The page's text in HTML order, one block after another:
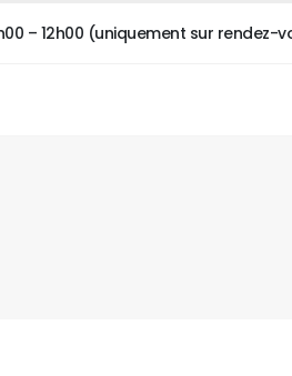
– 12h00 (uniquement sur rendez-